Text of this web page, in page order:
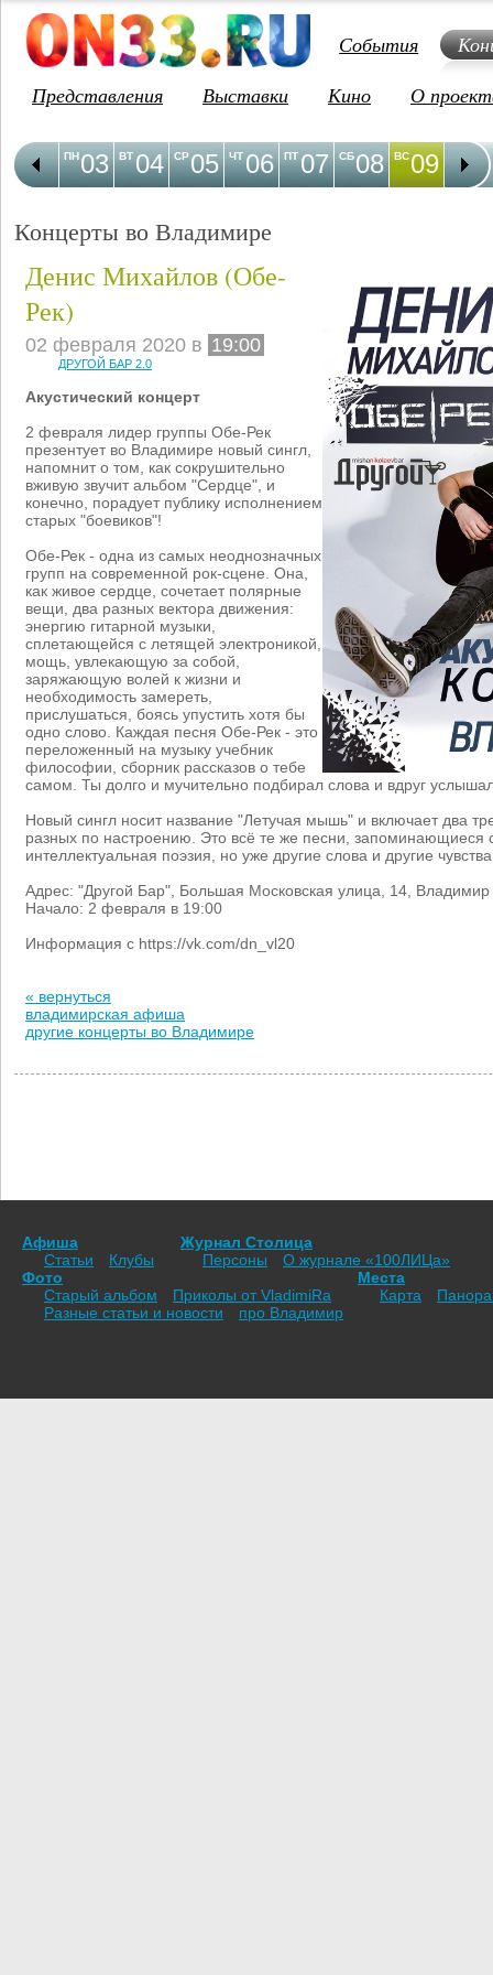
События
Представления
Выставки Кино О
03
ПН 04
ВТ 05
СР 06
ЧТ 07
ПТ 08
СБ 09
ВС 10
ПН
Концерты во Владимире
Денис Михайлов (Обе-
Рек)
02 февраля 2020 в 19:00
ДРУГОЙ БАР 2.0
Акустический концерт
2 февраля лидер группы Обе-Рек
презентует во Владимире новый сингл,
напомнит о том, как сокрушительно
вживую звучит альбом "Сердце", и
конечно, порадует публику исполнением
старых "боевиков"!
Обе-Рек - одна из самых неоднозначных
групп на современной рок-сцене. Она,
как живое сердце, сочетает полярные
вещи, два разных вектора движения:
энергию гитарной музыки,
сплетающейся с летящей электроникой,
мощь, увлекающую за собой,
заряжающую волей к жизни и
необходимость замереть,
прислушаться, боясь упустить хотя бы
одно слово. Каждая песня Обе-Рек - это
переложенный на музыку учебник
философии, сборник рассказов о тебе
самом. Ты долго и мучительно подбирал слова и вдруг
Новый сингл носит название "Летучая мышь" и включает два
разных по настроению. Это всё те же песни, запоминающиеся
интеллектуальная поэзия, но уже другие слова и другие чувства
Адрес: "Другой Бар", Большая Московская улица, 14, Владимир
Начало: 2 февраля в 19:00
Информация с https://vk.com/dn_vl20
« вернуться
владимирская афиша
другие концерты во Владимире
Афиша
Статьи
Клубы
Журнал Столица
Персоны
О журнале «100ЛИЦа»
Фото
Старый альбом
Приколы от VladimiRа
Места
Карта
Разные статьи и новости
про Владимир